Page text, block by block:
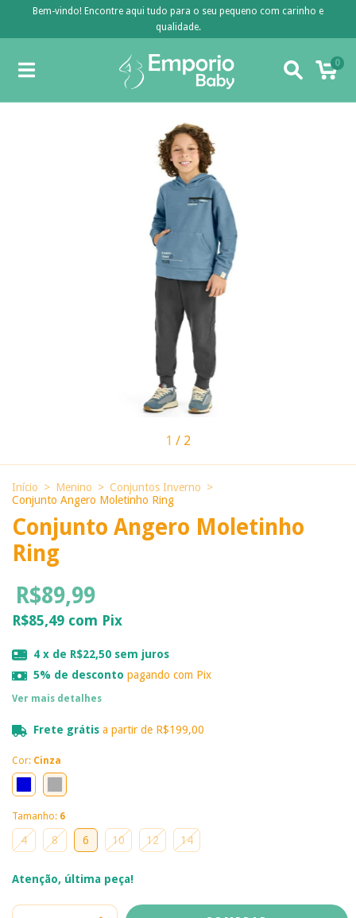
Bem-vindo! Encontre aqui tudo para o seu pequeno com carinho e
qualidade.
0
1 / 2
Início > Menino > Conjuntos Inverno >
Conjunto Angero Moletinho Ring
Conjunto Angero Moletinho
Ring
R$89,99
R$85,49 com Pix
4 x de R$22,50 sem juros
5% de desconto pagando com Pix
Ver mais detalhes
Frete grátis a partir de R$199,00
Cor: Cinza
Tamanho: 6
4 8 6 10 12 14
Atenção, última peça!